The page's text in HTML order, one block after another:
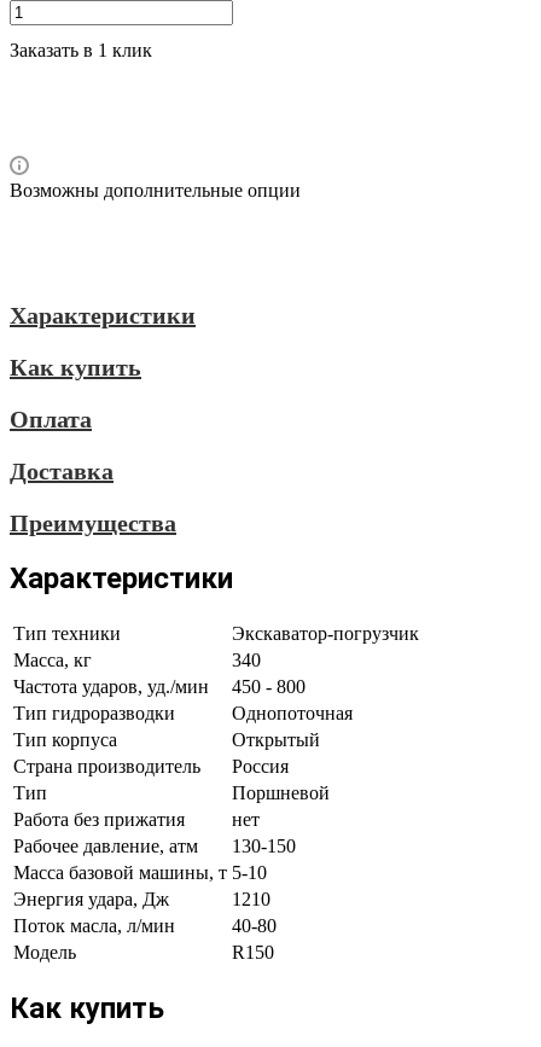
Заказать в 1 клик
Возможны дополнительные опции
Характеристики
Как купить
Оплата
Доставка
Преимущества
Характеристики
Тип техники
Экскаватор-погрузчик
Масса, кг
340
Частота ударов, уд./мин
450 - 800
Тип гидроразводки
Однопоточная
Тип корпуса
Открытый
Страна производитель
Россия
Тип
Поршневой
Работа без прижатия
нет
Рабочее давление, атм
130-150
Масса базовой машины, т 5-10
Энергия удара, Дж
1210
Поток масла, л/мин
40-80
Модель
R150
Как купить